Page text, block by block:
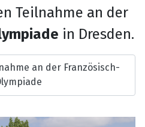
Teilnahme an der
in Dresden.
an der Französisch-